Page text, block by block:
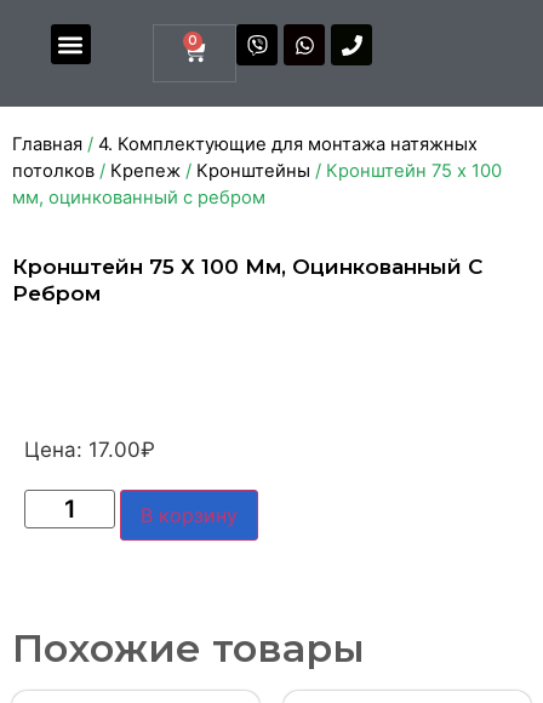
0
Главная / 4. Комплектующие для монтажа натяжных
потолков / Крепеж / Кронштейны / Кронштейн 75 х 100
мм, оцинкованный с ребром
Кронштейн 75 Х 100 Мм, Оцинкованный С
Ребром
Цена: 17.00₽
В корзину
Похожие товары